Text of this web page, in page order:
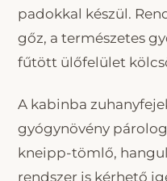
padokkal készül.
gőz, a természetes
fűtött ülőfelület
A kabinba
gyógynövény
kneipp-tömlő,
rendszer is kérhető